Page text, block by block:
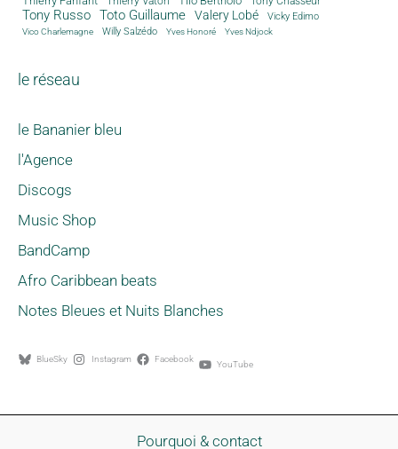
Tony Russo Toto Guillaume Valery Lobé Vicky Edimo
Vico Charlemagne Willy Salzédo Yves Honoré Yves Ndjock
le réseau
le Bananier bleu
l'Agence
Discogs
Music Shop
BandCamp
Afro Caribbean beats
Notes Bleues et Nuits Blanches
BlueSky Instagram Facebook YouTube
Pourquoi & contact